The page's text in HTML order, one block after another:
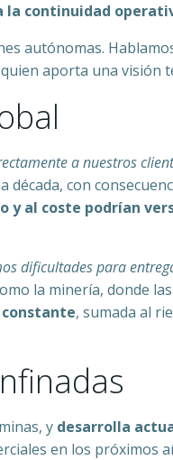
la continuidad
autónomas.
aporta una visión
a nuestros
con
al coste podrían
dificultades para
la minería, donde
, sumada al
y desarrolla
en los próximos